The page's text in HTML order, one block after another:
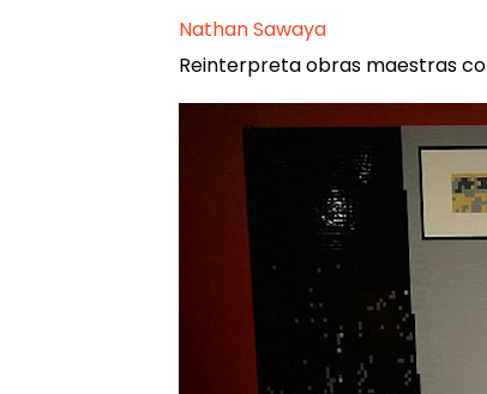
Nathan Sawaya
Reinterpreta obras maestras